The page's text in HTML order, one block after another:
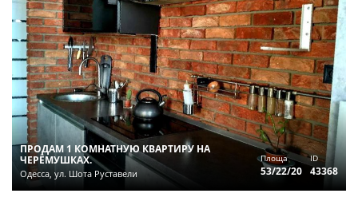
ПРОДАМ 1 КОМНАТНУЮ КВАРТИРУ НА
ЧЕРЁМУШКАХ.
Одесса, ул. Шота Руставели
Площа
53/22/20
ID
43368